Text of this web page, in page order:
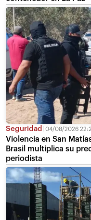
Seguridad 04/08/2026
Violencia en San
Brasil multiplica su
periodista